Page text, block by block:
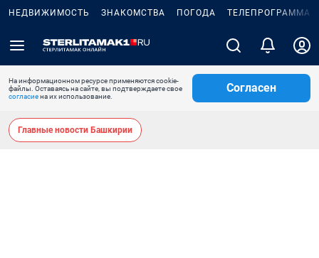
НЕДВИЖИМОСТЬ ЗНАКОМСТВА ПОГОДА ТЕЛЕПРОГРАММА
На информационном ресурсе применяются cookie-
файлы. Оставаясь на сайте, вы подтверждаете свое
согласиена их использование.
Согласен
Главные новости Башкирии